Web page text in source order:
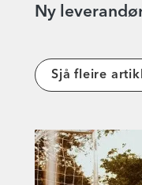
Ny
Sjå fleire